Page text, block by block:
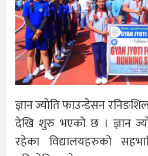
ज्ञान ज्याेति फाउन्डेसन
देखि शुरु भएको छ । ज्ञान
रहेका विद्यालयहरुकाे